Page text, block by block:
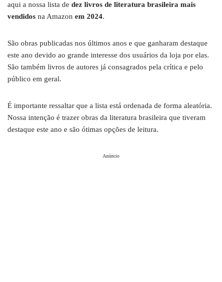
aqui a nossa lista de dez livros de literatura brasileira mais
vendidos na Amazon em 2024.
São obras publicadas nos últimos anos e que ganharam destaque
este ano devido ao grande interesse dos usuários da loja por elas.
São também livros de autores já consagrados pela crítica e pelo
público em geral.
É importante ressaltar que a lista está ordenada de forma aleatória.
Nossa intenção é trazer obras da literatura brasileira que tiveram
destaque este ano e são ótimas opções de leitura.
Anúncio